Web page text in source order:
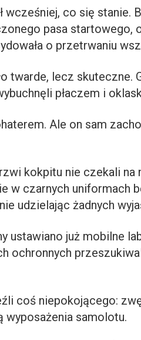
wcześniej, co się stanie.
pasa startowego,
o przetrwaniu
twarde, lecz skuteczne.
płaczem i
Ale on sam
kokpitu nie czekali
w czarnych uniformach
udzielając żadnych
ustawiano już mobilne
ochronnych
coś niepokojącego:
wyposażenia samolotu.